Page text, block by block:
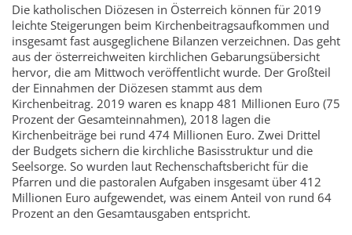
Die katholischen Diözesen in Österreich können für 2019
leichte Steigerungen beim Kirchenbeitragsaufkommen und
insgesamt fast ausgeglichene Bilanzen verzeichnen. Das geht
aus der österreichweiten kirchlichen Gebarungsübersicht
hervor, die am Mittwoch veröffentlicht wurde. Der Großteil
der Einnahmen der Diözesen stammt aus dem
Kirchenbeitrag. 2019 waren es knapp 481 Millionen Euro (75
Prozent der Gesamteinnahmen), 2018 lagen die
Kirchenbeiträge bei rund 474 Millionen Euro. Zwei Drittel
der Budgets sichern die kirchliche Basisstruktur und die
Seelsorge. So wurden laut Rechenschaftsbericht für die
Pfarren und die pastoralen Aufgaben insgesamt über 412
Millionen Euro aufgewendet, was einem Anteil von rund 64
Prozent an den Gesamtausgaben entspricht.